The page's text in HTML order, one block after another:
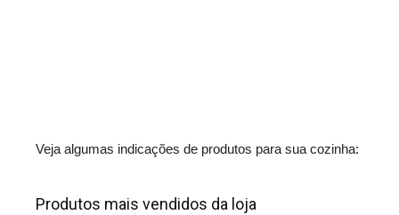
Veja algumas indicações de produtos para sua cozinha:
Produtos mais vendidos da loja